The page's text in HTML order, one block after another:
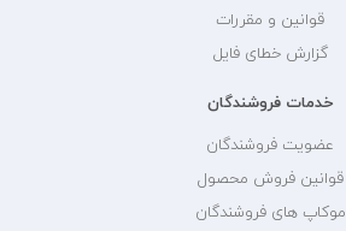
قوانین و مقررات
گزارش خطای فایل
خدمات فروشندگان
عضویت فروشندگان
قوانین فروش محصول
موکاپ های فروشندگان